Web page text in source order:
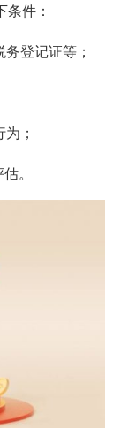
件：
登记证等；
；
。